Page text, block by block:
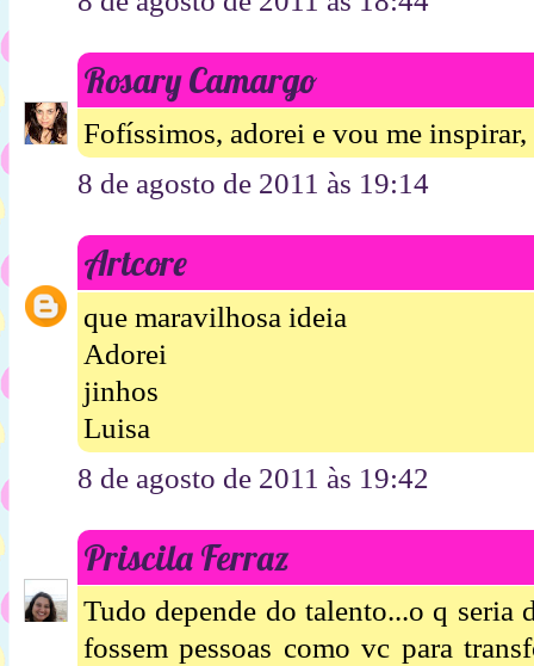
Rosary Camargo
Fofíssimos, adorei e vou me inspirar,
8 de agosto de 2011 às 19:14
Artcore
que maravilhosa ideia
Adorei
jinhos
Luisa
8 de agosto de 2011 às 19:42
Priscila Ferraz
Tudo depende do talento...o q seria
fossem pessoas como vc para